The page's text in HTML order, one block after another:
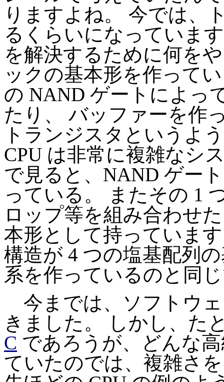
りますよね。 今では、
るくらいになっていま
を解決するために何を
ックの基本形を作って
の NAND ゲートによっ
たり、 バッファーを作
トランジスタというよ
CPU は非常に複雑なシ
で見ると、NAND ゲー
っている。 またその 1
ロップ等を組み合わせ
本形として持っていま
構造が 4 つの塩基配列
系を作っているのと同
今までは、ソフトウ
きました。 しかし、た
C であろうが、どんな
ていたのでは、複雑さ